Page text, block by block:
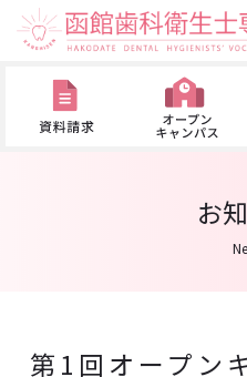
お
第1回オープン